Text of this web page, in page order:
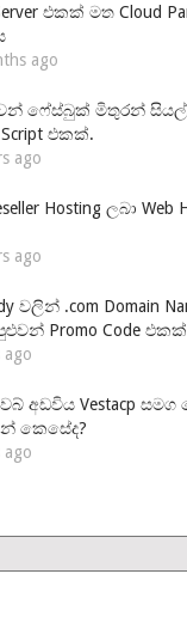
එකක් මත Cloud
ago
ෆේස්බුක් මිතුරන්
එකක්.
ago
Hosting ලබා Web
ago
වලින් .com Domain
Promo Code
ago
අඩවිය Vestacp
කෙසේද?
ago